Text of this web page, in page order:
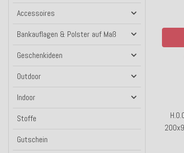
Accessoires
Bankauflagen & Polster auf Maß
Geschenkideen
Outdoor
Indoor
Stoffe
Gutschein